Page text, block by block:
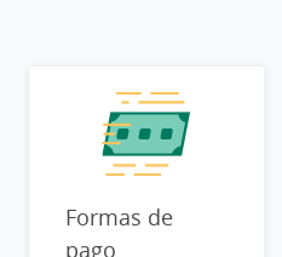
Formas de
pago